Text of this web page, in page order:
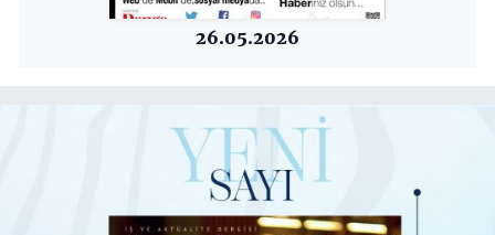
26.05.2026